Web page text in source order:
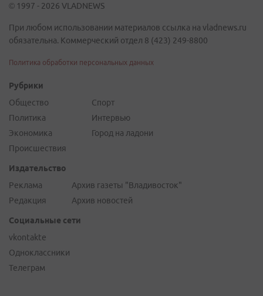
© 1997 - 2026 VLADNEWS
При любом использовании материалов ссылка на vladnews.ru
обязательна. Коммерческий отдел 8 (423) 249-8800
Политика обработки персональных данных
Рубрики
Общество
Политика
Экономика
Происшествия
Спорт
Интервью
Город на ладони
Издательство
Реклама
Редакция
Архив газеты "Владивосток"
Архив новостей
Социальные сети
vkontakte
Одноклассники
Телеграм